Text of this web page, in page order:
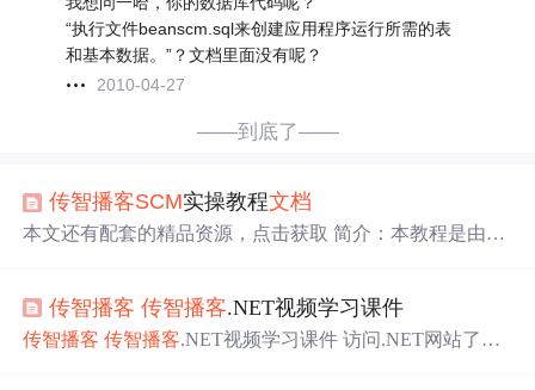
“执行文件beanscm.sql来创建应用程序运行所需的表
和基本数据。”？文档里面没有呢？
2010-04-27
——到底了——
传智播客SCM实操教程文档
本文还有配套的精品资源，点击获取 简介：本教程是由传
文档通过详尽的步骤指导，帮助读者掌握SCM
涵盖版本控制、分支管理、代码审查、变更管理、构建自
传智播客 传智播客.NET视频学习课件
传智播客 传智播客.NET视频学习课件 访问.NET网站了解